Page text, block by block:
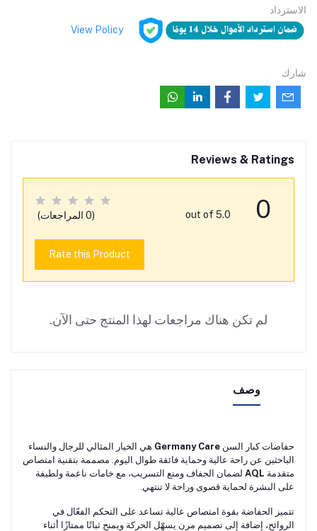
الاسترداد
View Policy
شارك
Reviews & Ratings
0
out of 5.0 (0 المراجعات)
Rate this Product
لم تكن هناك مراجعات لهذا المنتج حتى الآن.
وصف
حفاضات كبار السن Germany Care هي الخيار المثالي للرجال والنساء
الباحثين عن راحة عالية وحماية فائقة طوال اليوم. مصممة بتقنية امتصاص
متقدمة AQLلضمان الجفاف ومنع التسريب، مع خامات ناعمة ولطيفة
على البشرة لحماية قصوى وراحة لا تنتهي.
تتميز الحفاضة بقوة امتصاص عالية تساعد على التحكم الفعّال في
الروائح، إضافة إلى تصميم مرن يسهّل الحركة ويمنح ثباتًا ممتازًا أثناء